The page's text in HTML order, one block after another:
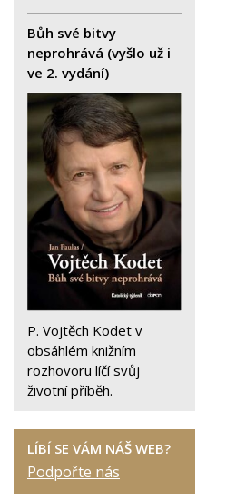
Bůh své bitvy
neprohrává (vyšlo už i
ve 2. vydání)
P. Vojtěch Kodet v
obsáhlém knižním
rozhovoru líčí svůj
životní příběh.
LÍBÍ SE VÁM NÁŠ WEB?
Podpořte nás